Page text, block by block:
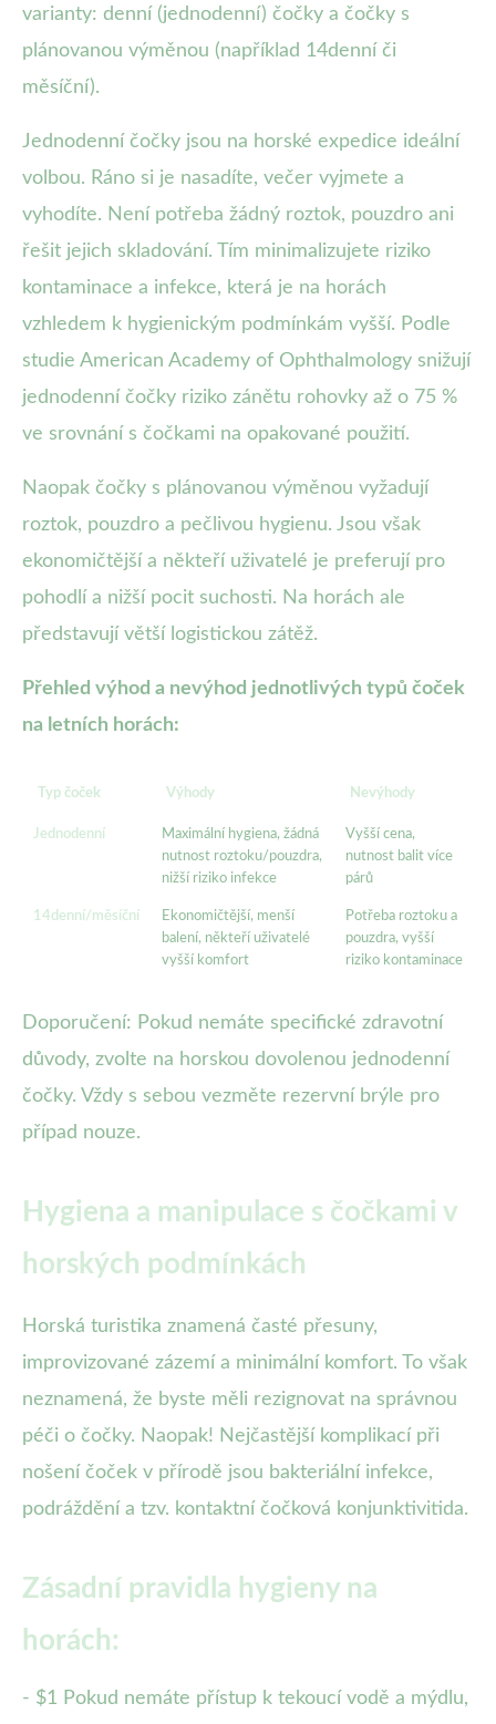
varianty: denní (jednodenní) čočky a čočky s
plánovanou výměnou (například 14denní či
měsíční).
Jednodenní čočky jsou na horské expedice ideální
volbou. Ráno si je nasadíte, večer vyjmete a
vyhodíte. Není potřeba žádný roztok, pouzdro ani
řešit jejich skladování. Tím minimalizujete riziko
kontaminace a infekce, která je na horách
vzhledem k hygienickým podmínkám vyšší. Podle
studie American Academy of Ophthalmology snižují
jednodenní čočky riziko zánětu rohovky až o 75 %
ve srovnání s čočkami na opakované použití.
Naopak čočky s plánovanou výměnou vyžadují
roztok, pouzdro a pečlivou hygienu. Jsou však
ekonomičtější a někteří uživatelé je preferují pro
pohodlí a nižší pocit suchosti. Na horách ale
představují větší logistickou zátěž.
Přehled výhod a nevýhod jednotlivých typů čoček
na letních horách:
Typ čoček Výhody Nevýhody
Jednodenní
Maximální hygiena, žádná
nutnost roztoku/pouzdra,
nižší riziko infekce
Vyšší cena,
nutnost balit více
párů
14denní/měsíční
Ekonomičtější, menší
balení, někteří uživatelé
vyšší komfort
Potřeba roztoku a
pouzdra, vyšší
riziko kontaminace
Doporučení: Pokud nemáte specifické zdravotní
důvody, zvolte na horskou dovolenou jednodenní
čočky. Vždy s sebou vezměte rezervní brýle pro
případ nouze.
Hygiena a manipulace s čočkami v
horských podmínkách
Horská turistika znamená časté přesuny,
improvizované zázemí a minimální komfort. To však
neznamená, že byste měli rezignovat na správnou
péči o čočky. Naopak! Nejčastější komplikací při
nošení čoček v přírodě jsou bakteriální infekce,
podráždění a tzv. kontaktní čočková konjunktivitida.
Zásadní pravidla hygieny na
horách:
- $1 Pokud nemáte přístup k tekoucí vodě a mýdlu,